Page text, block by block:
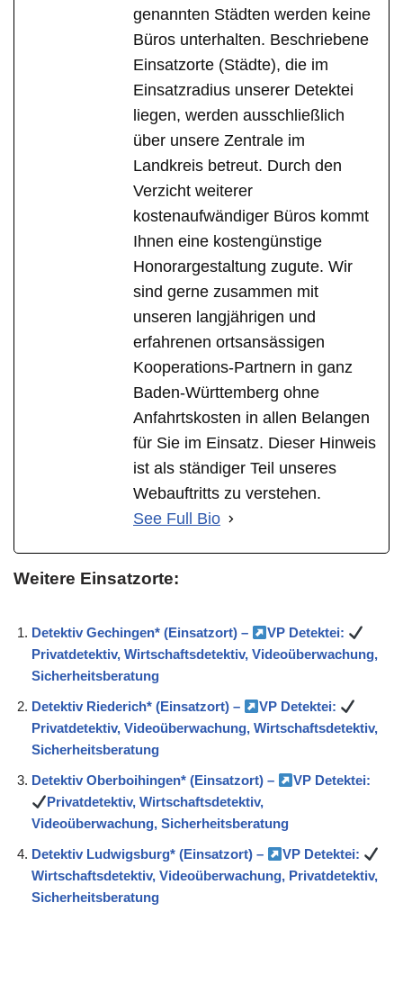
genannten Städten werden keine
Büros unterhalten. Beschriebene
Einsatzorte (Städte), die im
Einsatzradius unserer Detektei
liegen, werden ausschließlich
über unsere Zentrale im
Landkreis betreut. Durch den
Verzicht weiterer
kostenaufwändiger Büros kommt
Ihnen eine kostengünstige
Honorargestaltung zugute. Wir
sind gerne zusammen mit
unseren langjährigen und
erfahrenen ortsansässigen
Kooperations-Partnern in ganz
Baden-Württemberg ohne
Anfahrtskosten in allen Belangen
für Sie im Einsatz. Dieser Hinweis
ist als ständiger Teil unseres
Webauftritts zu verstehen.
See Full Bio
Weitere Einsatzorte:
Detektiv Gechingen* (Einsatzort) –
VP Detektei:
Privatdetektiv, Wirtschaftsdetektiv, Videoüberwachung,
Sicherheitsberatung
Detektiv Riederich* (Einsatzort) –
VP Detektei:
Privatdetektiv, Videoüberwachung, Wirtschaftsdetektiv,
Sicherheitsberatung
Detektiv Oberboihingen* (Einsatzort) –
VP Detektei:
Privatdetektiv, Wirtschaftsdetektiv,
Videoüberwachung, Sicherheitsberatung
Detektiv Ludwigsburg* (Einsatzort) –
VP Detektei:
Wirtschaftsdetektiv, Videoüberwachung, Privatdetektiv,
Sicherheitsberatung